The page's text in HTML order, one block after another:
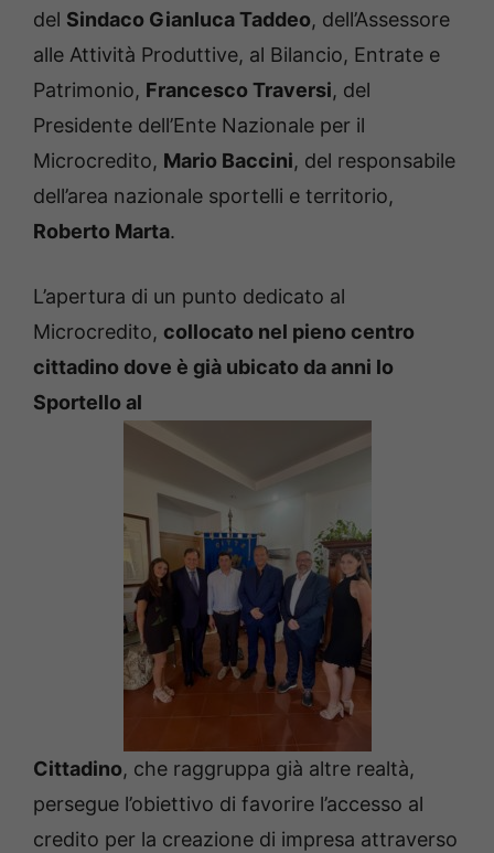
del Sindaco Gianluca Taddeo, dell’Assessore
alle Attività Produttive, al Bilancio, Entrate e
Patrimonio, Francesco Traversi, del
Presidente dell’Ente Nazionale per il
Microcredito, Mario Baccini, del responsabile
dell’area nazionale sportelli e territorio,
Roberto Marta.
L’apertura di un punto dedicato al
Microcredito, collocato nel pieno centro
cittadino dove è già ubicato da anni lo
Sportello al
Cittadino, che raggruppa già altre realtà,
persegue l’obiettivo di favorire l’accesso al
credito per la creazione di impresa attraverso